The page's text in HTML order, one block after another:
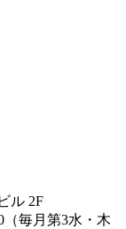
ル 2F
（毎月第3水・木